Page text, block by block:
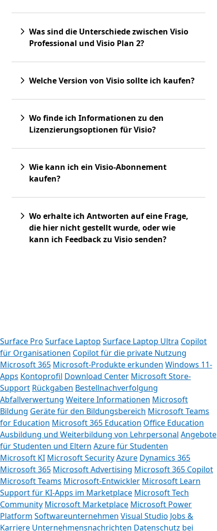
Was sind die Unterschiede zwischen Visio
Professional und Visio Plan 2?
Welche Version von Visio sollte ich kaufen?
Wo finde ich Informationen zu den
Lizenzierungsoptionen für Visio?
Wie kann ich ein Visio-Abonnement
kaufen?
Wo erhalte ich Antworten auf eine Frage,
die hier nicht gestellt wurde, oder wie
kann ich Feedback zu Visio senden?
Surface Pro Surface Laptop Surface Laptop Ultra Copilot
für Organisationen Copilot für die private Nutzung
Microsoft 365 Microsoft-Produkte erkunden Windows 11-
Apps Kontoprofil Download Center Microsoft Store-
Support Rückgaben Bestellnachverfolgung
Abfallverwertung Weitere Informationen Microsoft
Bildung Geräte für den Bildungsbereich Microsoft Teams
for Education Microsoft 365 Education Office Education
Ausbildung und Weiterbildung von Lehrpersonal Angebote
für Studenten und Eltern Azure für Studenten
Microsoft KI Microsoft SecurityAzure Dynamics 365
Microsoft 365 Microsoft Advertising Microsoft 365 Copilot
Microsoft Teams Microsoft-Entwickler Microsoft Learn
Support für KI-Apps im Marketplace Microsoft Tech
Community Microsoft Marketplace Microsoft Power
Platform Softwareunternehmen Visual Studio Jobs &
Karriere Unternehmensnachrichten Datenschutz bei